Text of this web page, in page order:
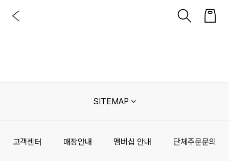
SITEMAP
고객센터 매장안내 멤버십 안내 단체주문문의